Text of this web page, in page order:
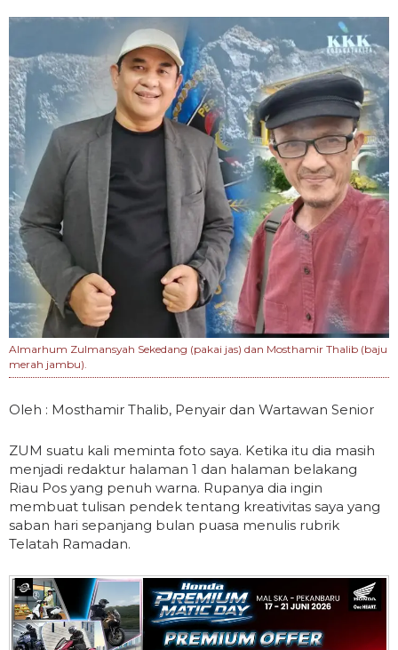
Almarhum Zulmansyah Sekedang (pakai jas) dan Mosthamir Thalib (baju
merah jambu).
Oleh : Mosthamir Thalib, Penyair dan Wartawan Senior
ZUM suatu kali meminta foto saya. Ketika itu dia masih
menjadi redaktur halaman 1 dan halaman belakang
Riau Pos yang penuh warna. Rupanya dia ingin
membuat tulisan pendek tentang kreativitas saya yang
saban hari sepanjang bulan puasa menulis rubrik
Telatah Ramadan.